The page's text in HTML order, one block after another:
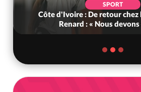
SPORT
Côte d'Ivoire : De retour chez
Renard : « Nous